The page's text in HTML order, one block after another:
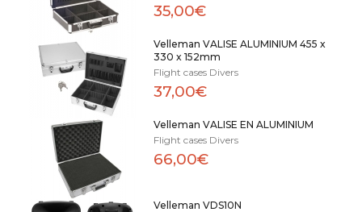
35,00€
Velleman VALISE ALUMINIUM 455 x
330 x 152mm
Flight cases Divers
37,00€
Velleman VALISE EN ALUMINIUM
Flight cases Divers
66,00€
Velleman VDS10N